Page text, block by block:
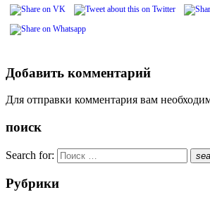
Добавить комментарий
Для отправки комментария вам
поиск
Search for:
Рубрики